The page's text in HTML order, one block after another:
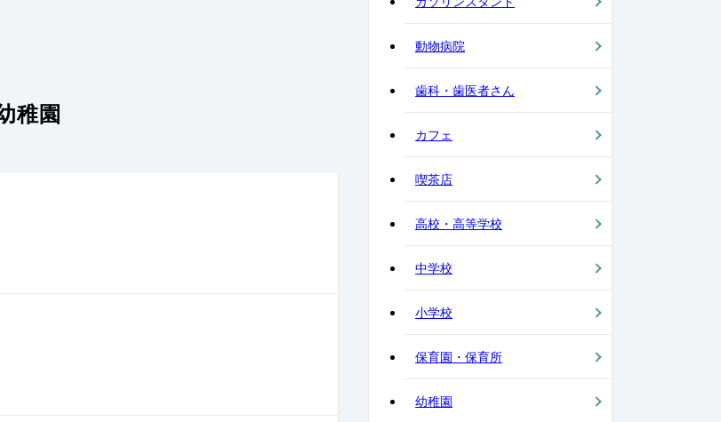
稚園
動物病院
歯科・歯医者さん
カフェ
喫茶店
高校・高等学校
中学校
小学校
保育園・保育所
幼稚園